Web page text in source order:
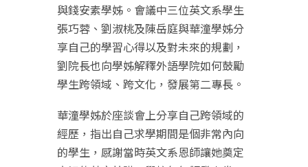
與錢安素學姊。會議中三位英文系學生
張巧蓉、劉淑桃及陳岳庭與華潼學姊分
享自己的學習心得以及對未來的規劃，
劉院長也向學姊解釋外語學院如何鼓勵
學生跨領域、跨文化，發展第二專長。
華潼學姊於座談會上分享自己跨領域的
經歷，指出自己求學期間是個非常內向
的學生，感謝當時英文系恩師讓她奠定